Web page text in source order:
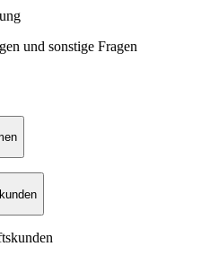
und sonstige Fragen